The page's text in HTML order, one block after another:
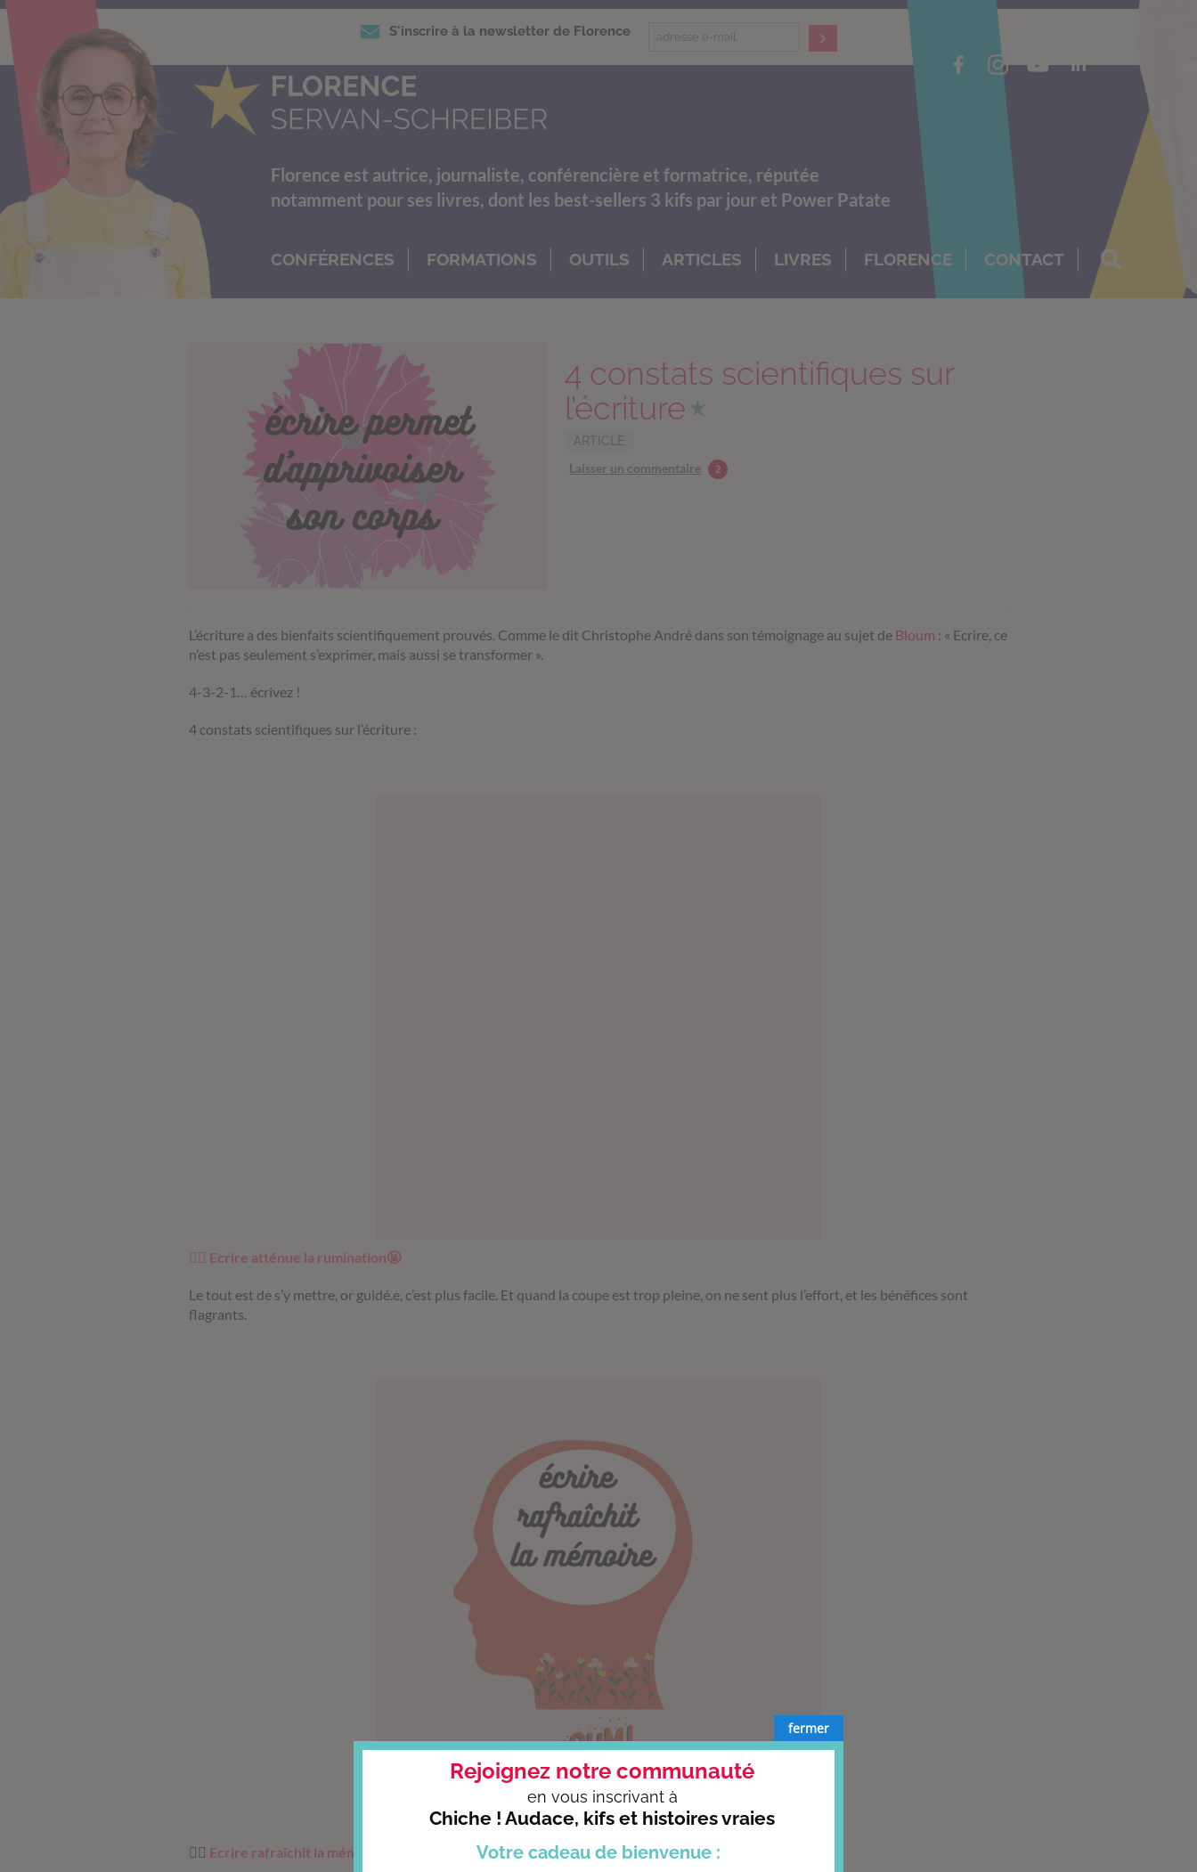
S'inscrire à la newsletter de Florence
Florence est autrice, journaliste, conférencière et formatrice, réputée
notamment pour ses livres, dont les best-sellers 3 kifs par jour et Power Patate
CONFÉRENCES FORMATIONS OUTILS ARTICLES LIVRES FLORENCE CONTACT
4 constats scientifiques sur
l’écriture
ARTICLE
Laisser un commentaire 2
L’écriture a des bienfaits scientifiquement prouvés. Comme le dit Christophe André dans son témoignage au sujet de Bloum : « Ecrire, ce
n’est pas seulement s’exprimer, mais aussi se transformer ».
4-3-2-1… écrivez !
4 constats scientifiques sur l’écriture :
✍🏼 Ecrire atténue la rumination🤬
Le tout est de s’y mettre, or guidé.e, c’est plus facile. Et quand la coupe est trop pleine, on ne sent plus l’effort, et les bénéfices sont
flagrants.
✍🏼 Ecrire rafraîchit la mémoire🤯 Votre cadeau de bienvenue :
Rejoignez notre communauté
en vous inscrivant à
Chiche ! Audace, kifs et histoires vraies
fermer